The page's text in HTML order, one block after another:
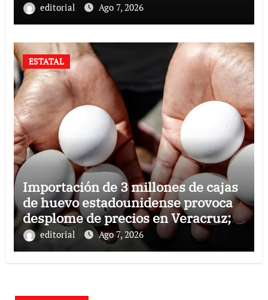
editorial Ago 7, 2026
ESTATAL
Importación de 3 millones de cajas
de huevo estadounidense provoca
desplome de precios en Veracruz;
llaman a consumir local
editorial Ago 7, 2026